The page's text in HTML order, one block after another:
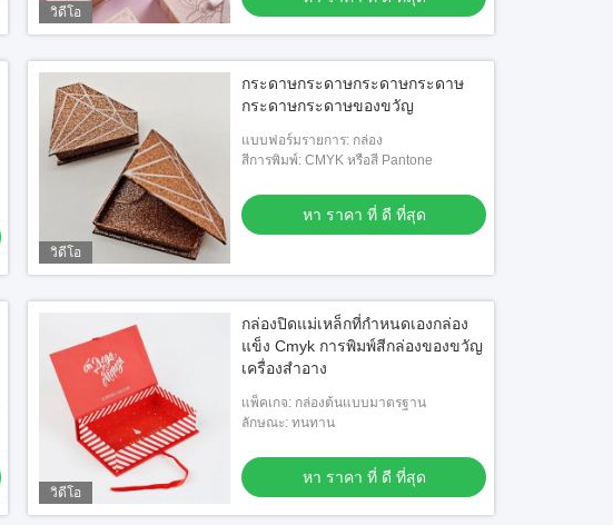
วิดีโอ
วิดีโอ
กระดาษกระดาษกระดาษกระดาษ
กระดาษกระดาษของขวัญ
แบบฟอร์มรายการ: กล่อง
สีการพิมพ์: CMYK หรือสี Pantone
หา ราคา ที่ ดี ที่สุด
วิดีโอ
กล่องปิดแม่เหล็กที่กําหนดเองกล่อง
แข็ง Cmyk การพิมพ์สีกล่องของขวัญ
เครื่องสําอาง
แพ็คเกจ: กล่องต้นแบบมาตรฐาน
ลักษณะ: ทนทาน
หา ราคา ที่ ดี ที่สุด